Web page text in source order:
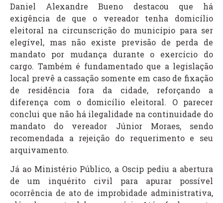
Daniel Alexandre Bueno destacou que há
exigência de que o vereador tenha domicílio
eleitoral na circunscrição do município para ser
elegível, mas não existe previsão de perda de
mandato por mudança durante o exercício do
cargo. Também é fundamentado que a legislação
local prevê a cassação somente em caso de fixação
de residência fora da cidade, reforçando a
diferença com o domicílio eleitoral. O parecer
conclui que não há ilegalidade na continuidade do
mandato do vereador Júnior Moraes, sendo
recomendada a rejeição do requerimento e seu
arquivamento.
Já ao Ministério Público, a Oscip pediu a abertura
de um inquérito civil para apurar possível
ocorrência de ato de improbidade administrativa,